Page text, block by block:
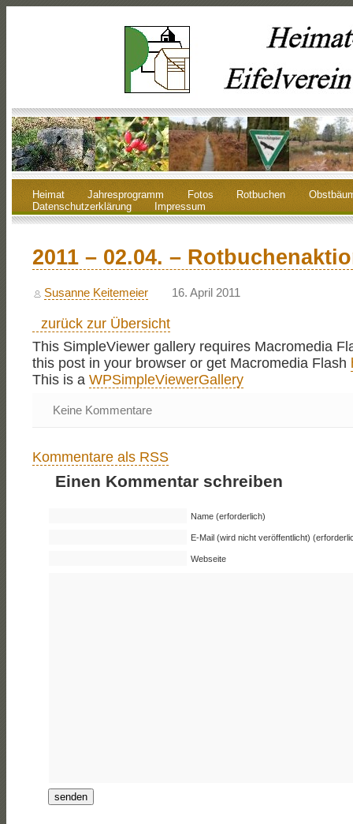
Heimat Jahresprogramm Fotos Rotbuchen
Datenschutzerklärung
Impressum
2011 – 02.04. –
Susanne Keitemeier 16. April 2011
zurück zur Übersicht
This SimpleViewer gallery requires Macromedia
this post in your browser or get Macromedia Flash
This is a WPSimpleViewerGallery
Keine Kommentare
Kommentare als RSS
Einen Kommentar schreiben
Name (erforderlich)
E-Mail (wird nicht veröffentlicht)
Webseite